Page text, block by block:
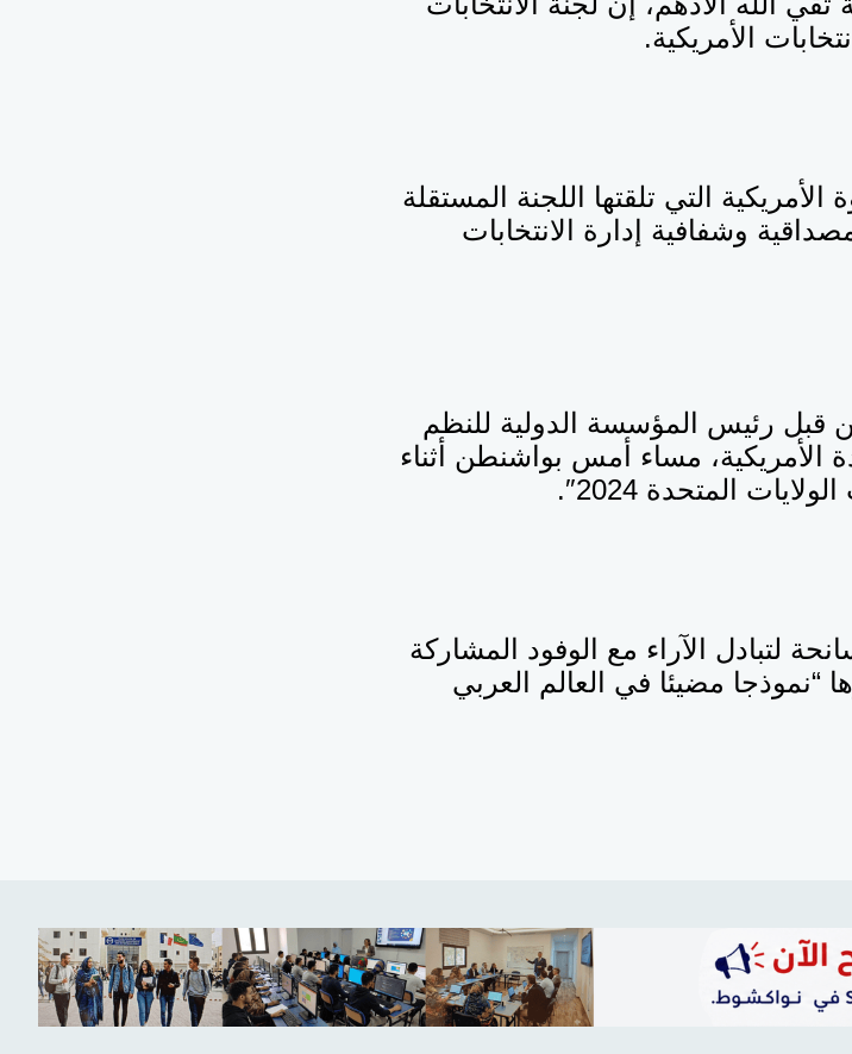
الأمريكية.
التي تلقتها اللجنة المستقلة
وشفافية إدارة الانتخابات
قبل رئيس المؤسسة الدولية للنظم
الأمريكية، مساء أمس بواشنطن أثناء
المتحدة 2024″.
لتبادل الآراء مع الوفود المشاركة
“نموذجا مضيئا في العالم العربي